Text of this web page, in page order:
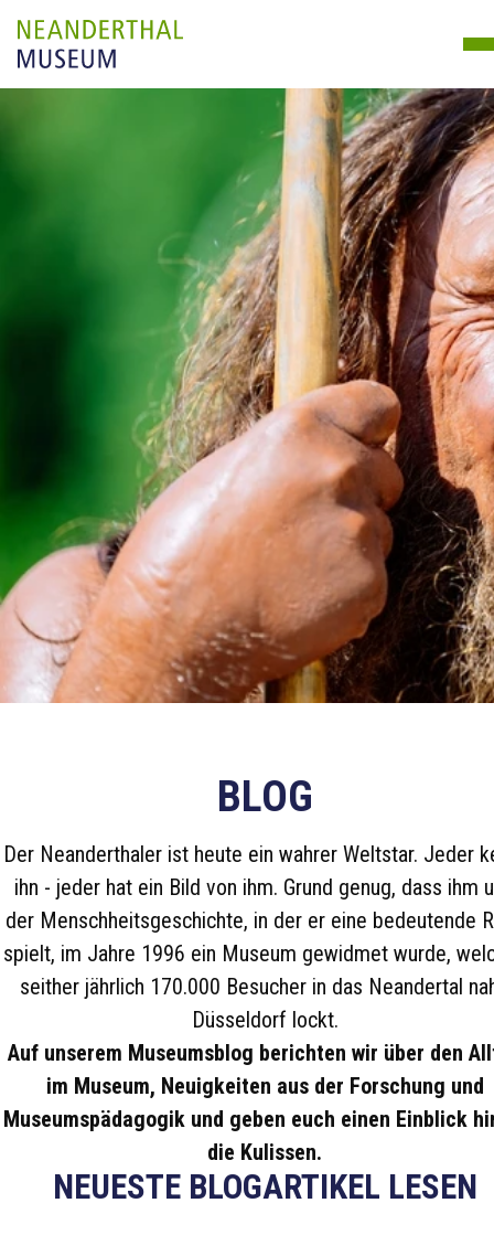
BLOG
Der Neanderthaler ist heute ein wahrer Weltstar. Jeder
ihn - jeder hat ein Bild von ihm. Grund genug, dass ihm
der Menschheitsgeschichte, in der er eine bedeutende
spielt, im Jahre 1996 ein Museum gewidmet wurde,
seither jährlich 170.000 Besucher in das Neandertal
Düsseldorf lockt.
Auf unserem Museumsblog berichten wir über den
im Museum, Neuigkeiten aus der Forschung und
Museumspädagogik und geben euch einen Einblick
die Kulissen.
NEUESTE BLOGARTIKEL LESEN